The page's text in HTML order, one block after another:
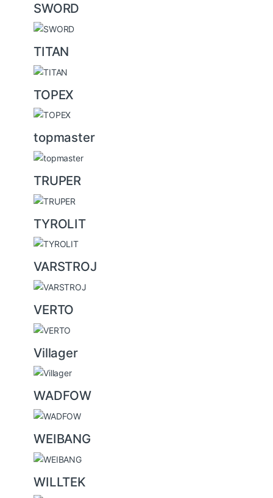
SWORD
TITAN
TOPEX
topmaster
TRUPER
TYROLIT
VARSTROJ
VERTO
Villager
WADFOW
WEIBANG
WILLTEK